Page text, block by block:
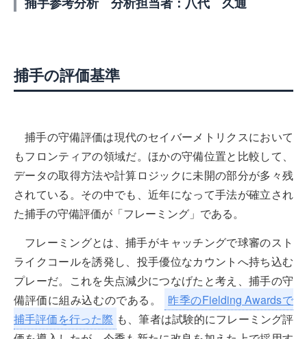
捕手参考分析 分析担当者：八代 久通
捕手の評価基準
捕手の守備評価は現代のセイバーメトリクスにおいて
もフロンティアの領域だ。ほかの守備位置と比較して、
データの取得方法や計算ロジックに未開の部分が多々残
されている。その中でも、近年になって手法が確立され
た捕手の守備評価が「フレーミング」である。
フレーミングとは、捕手がキャッチングで球審のスト
ライクコールを誘発し、投手優位なカウントへ持ち込む
プレーだ。これを失点減少につなげたと考え、捕手の守
備評価に組み込むのである。
昨季のFielding Awardsで
捕手評価を行った際 も、筆者は試験的にフレーミング評